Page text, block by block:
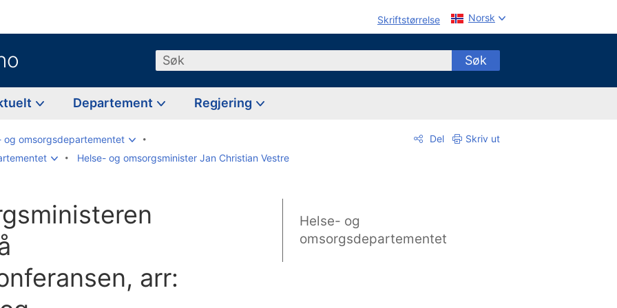
Skriftstørrelse Norsk
Søk Søk
Departement Regjering
og omsorgsdepartementet
Helse- og omsorgsminister Jan Christian Vestre
Del Skriv ut
arr:
Helse- og
omsorgsdepartementet